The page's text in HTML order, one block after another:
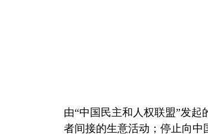
由“中国民主和人权联盟”发
者间接的生意活动；停止向